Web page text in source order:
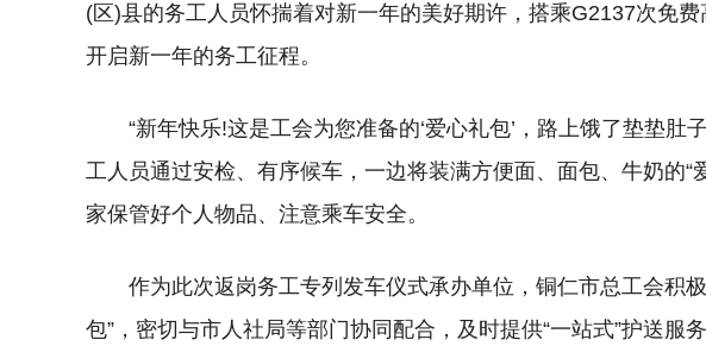
(区)县的务工人员怀揣着对新一年的美好期许，搭乘G2137次免
开启新一年的务工征程。
“新年快乐!这是工会为您准备的‘爱心礼包’，路上饿了垫垫肚
工人员通过安检、有序候车，一边将装满方便面、面包、牛奶的“
家保管好个人物品、注意乘车安全。
作为此次返岗务工专列发车仪式承办单位，铜仁市总工会积
包”，密切与市人社局等部门协同配合，及时提供“一站式”护送服